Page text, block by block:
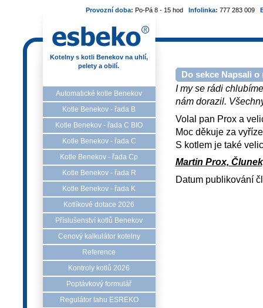
Provozní doba: Po-Pá 8 - 15 hod Infolinka: 777 283 009
Kotelny s kotli Benekov na uhlí,
pelety a obilí.
Automatické kotle Benekov
Kotle Benekov - řada B
Kotle Benekov - řada C BIO
Kotle Benekov - řada C
Kotle Benekov - řada Cp
Kotle Benekov - řada R
Kotle Benekov - řada K
Kotlíkové dotace 2026
Příslušenství kotlů Benekov
Cenový kalkulátor kotelny
Reference
Kontroly kotlů 2026
Poptávkový formulář
Regulátor tahu ESREKO
Do sekce Napsali
I my se rádi
nám dorazil.
Volal pan Prox a
Moc děkuje za
S kotlem je také
Martin Prox,
Datum publikování